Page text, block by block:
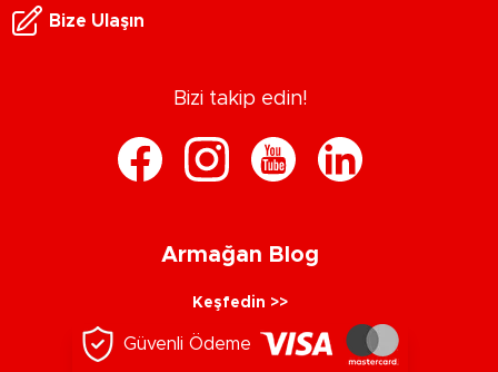
Bize Ulaşın
Bizi takip edin!
Armağan Blog
Keşfedin >>
Güvenli Ödeme